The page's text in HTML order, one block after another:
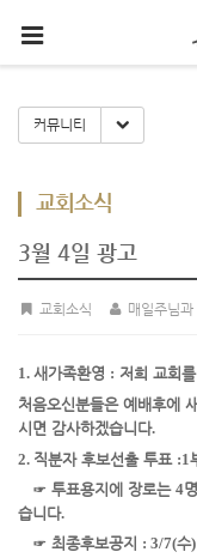
커뮤니티 Toggle
교회소식
3월 4일 광고
교회소식 매일주님과
1. 새가족환영 : 저희 교회
처음오신분들은 예배후에
시면 감사하겠습니다.
2. 직분자 후보선출 투표 :1
☞ 투표용지에 장로는 4명
습니다.
☞ 최종후보공지 : 3/7(수)